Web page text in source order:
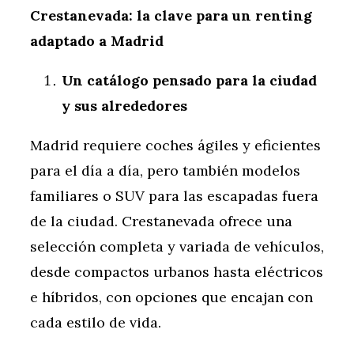
Crestanevada: la clave para un renting
adaptado a Madrid
Un catálogo pensado para la ciudad
y sus alrededores
Madrid requiere coches ágiles y eficientes
para el día a día, pero también modelos
familiares o SUV para las escapadas fuera
de la ciudad. Crestanevada ofrece una
selección completa y variada de vehículos,
desde compactos urbanos hasta eléctricos
e híbridos, con opciones que encajan con
cada estilo de vida.